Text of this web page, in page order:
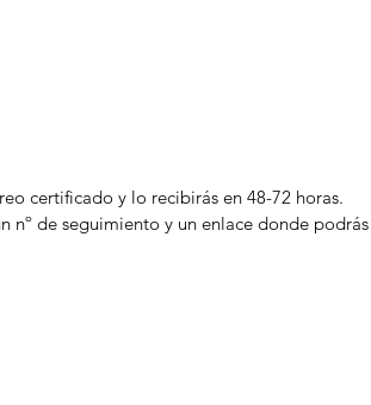
certificado y lo recibirás en 48-72 horas.
nº de seguimiento y un enlace donde